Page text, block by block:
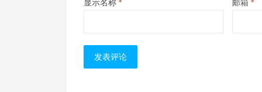
显示名称 * 邮箱 *